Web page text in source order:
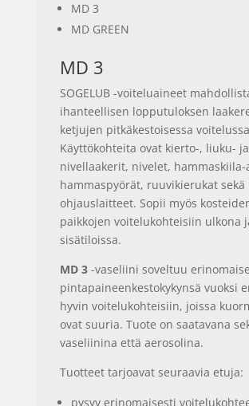
MD 3
MD GREEN
MD 3
SOGELUB -voiteluaineet
ihanteellisen lopputuloksen
ketjujen pitkäkestoisessa
Käyttökohteita ovat kierto-, liuku- ja
nivellaakerit, nivelet, hammaskiila-
hammaspyörät, ruuvikierukat sekä
ohjauslaitteet. Sopii myös
paikkojen voitelukohteisiin ulkona
sisätiloissa.
MD 3 -vaseliini soveltuu
pintapaineenkestokykynsä vuoksi
hyvin voitelukohteisiin, joissa
ovat suuria. Tuote on saatavana
vaseliinina että aerosolina.
Tuotteet tarjoavat seuraavia etuja:
pysyy erinomaisesti